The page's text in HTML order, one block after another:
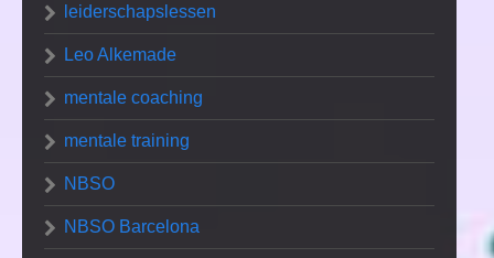
leiderschapslessen
Leo Alkemade
mentale coaching
mentale training
NBSO
NBSO Barcelona